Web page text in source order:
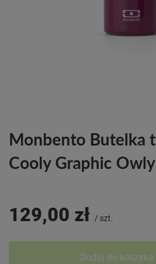
Monbento Butelka
Cooly Graphic Owly
129,00 zł / szt.
Dodaj do koszyka